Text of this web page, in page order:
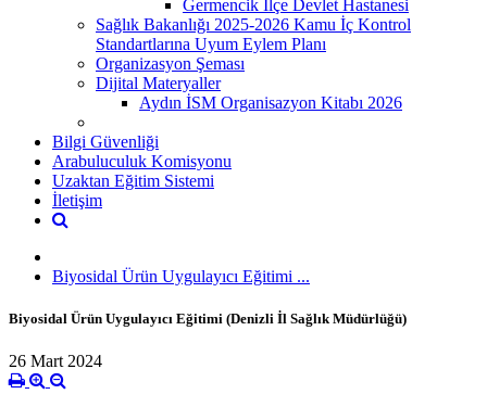
Germencik İlçe Devlet Hastanesi
Sağlık Bakanlığı 2025-2026 Kamu İç Kontrol
Standartlarına Uyum Eylem Planı
Organizasyon Şeması
Dijital Materyaller
Aydın İSM Organisazyon Kitabı 2026
Bilgi Güvenliği
Arabuluculuk Komisyonu
Uzaktan Eğitim Sistemi
İletişim
Biyosidal Ürün Uygulayıcı Eğitimi ...
Biyosidal Ürün Uygulayıcı Eğitimi (Denizli İl Sağlık Müdürlüğü)
26 Mart 2024